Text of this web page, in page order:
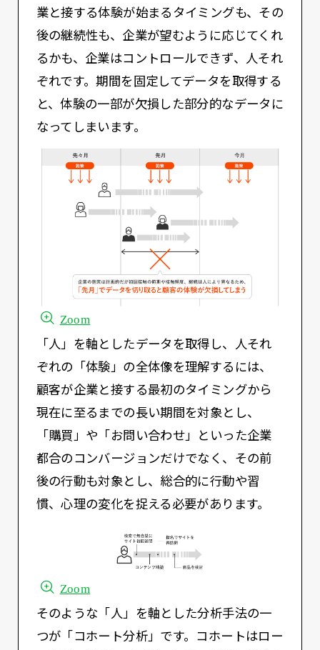
業と接する体験が始まるタイミングも、その
後の継続性も、企業が望むように応じてくれ
るかも、企業はコントロールできず、人それ
ぞれです。期間を固定してデータを取得する
と、体験の一部が欠損した部分的なデータに
なってしまいます。
Zoom
「人」を軸としたデータを取得し、人それ
ぞれの「体験」の全体像を理解するには、
顧客が企業と接する最初のタイミングから
現在に至るまでの長い期間を対象とし、
「購買」や「お問い合わせ」といった企業
都合のコンバージョンだけでなく、その前
後の行動も対象とし、総合的に行動や習
慣、心理の変化を捉える必要があります。
Zoom
そのような「人」を軸とした分析手法の一
つが「コホート分析」です。コホートはロー